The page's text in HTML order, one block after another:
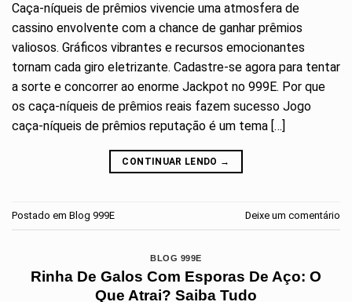
Caça-níqueis de prêmios vivencie uma atmosfera de
cassino envolvente com a chance de ganhar prêmios
valiosos. Gráficos vibrantes e recursos emocionantes
tornam cada giro eletrizante. Cadastre-se agora para tentar
a sorte e concorrer ao enorme Jackpot no 999E. Por que
os caça-níqueis de prêmios reais fazem sucesso Jogo
caça-níqueis de prêmios reputação é um tema […]
CONTINUAR LENDO →
Postado em Blog 999E Deixe um comentário
BLOG 999E
Rinha De Galos Com Esporas De Aço: O
Que Atrai? Saiba Tudo